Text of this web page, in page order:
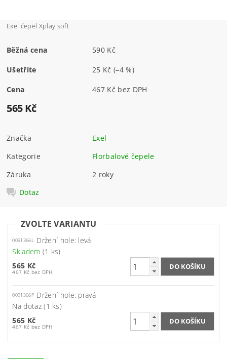
Exel čepel Xplay soft
Běžná cena 590 Kč
Ušetříte 25 Kč(–4 %)
Cena 467 Kč bez DPH
565 Kč
Značka
Exel
Kategorie
Florbalové čepele
Záruka
2 roky
Dotaz
ZVOLTE VARIANTU
0091366L Držení hole: levá
Skladem (1 ks)
565 Kč
467 Kč bez DPH
0091366P Držení hole: pravá
Na dotaz(1 ks)
565 Kč
467 Kč bez DPH